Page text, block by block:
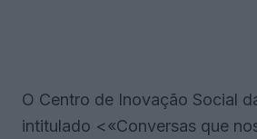
O Centro de Inovação Social
intitulado <«Conversas que